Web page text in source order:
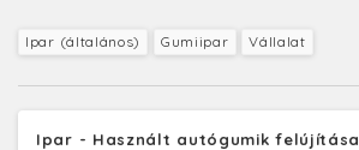
Ipar (általános) Gumiipar Vállalat
Ipar - Használt autógumik felújítása